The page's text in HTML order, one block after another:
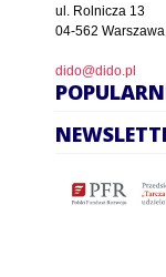
ul. Rolnicza 13
04-562
dido@dido.pl